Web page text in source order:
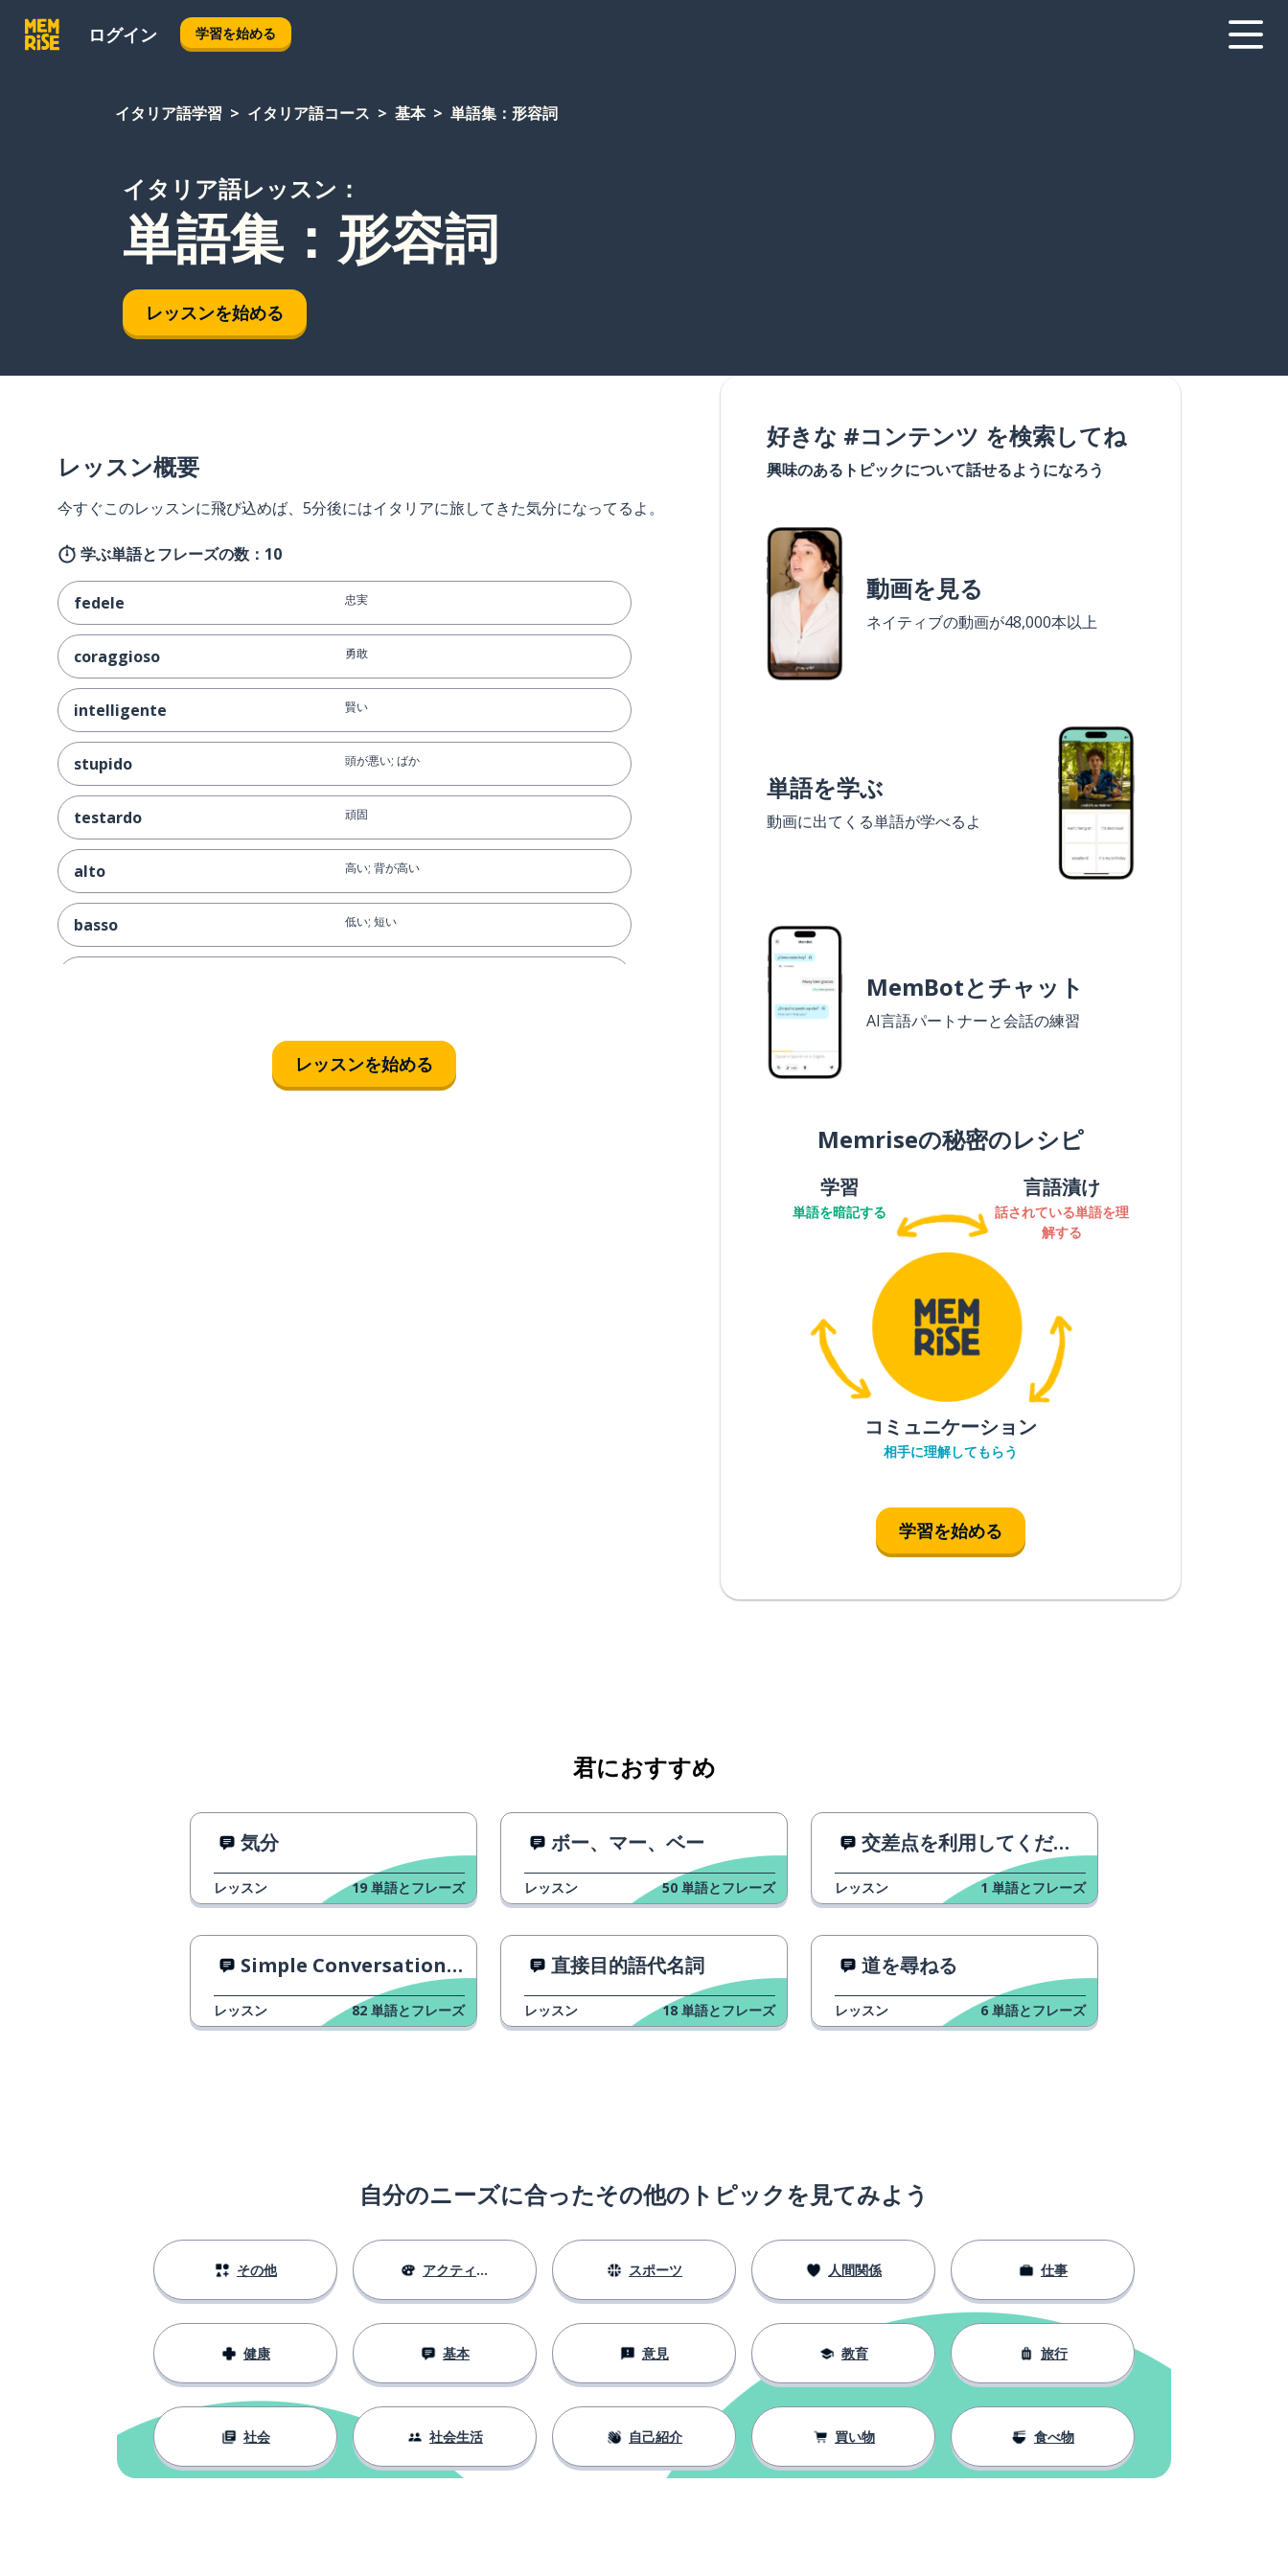
ログイン 学習を始める
イタリア語学習 イタリア語コース 基本 単語集：形容詞
イタリア語レッスン：
単語集：形容詞
レッスンを始める
レッスン概要
今すぐこのレッスンに飛び込めば、5分後にはイタリアに旅してきた気分になってるよ。
学ぶ単語とフレーズの数：10
fedele 忠実
coraggioso 勇敢
intelligente 賢い
stupido 頭が悪い; ばか
testardo 頑固
alto 高い; 背が高い
basso 低い; 短い
レッスンを始める
好きな #コンテンツ を検索してね
興味のあるトピックについて話せるようになろう
動画を見る
ネイティブの動画が48,000本以上
単語を学ぶ
動画に出てくる単語が学べるよ
MemBotとチャット
AI言語パートナーと会話の練習
Memriseの秘密のレシピ
学習
単語を暗記する
言語漬け
話されている単語を理
解する
コミュニケーション
相手に理解してもらう
学習を始める
君におすすめ
気分
レッスン 19 単語とフレーズ
ボー、マー、ベー
レッスン 50 単語とフレーズ
交差点を利用してください。
レッスン 1 単語とフレーズ
Simple Conversation in Italian
レッスン 82 単語とフレーズ
直接目的語代名詞
レッスン 18 単語とフレーズ
道を尋ねる
レッスン 6 単語とフレーズ
自分のニーズに合ったその他のトピックを見てみよう
その他 アクティビティ スポーツ 人間関係 仕事
健康 基本 意見 教育 旅行
社会 社会生活 自己紹介 買い物 食べ物